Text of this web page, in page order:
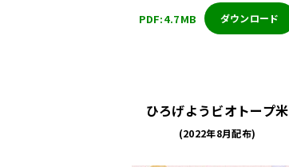
PDF:4.7MB ダウンロード
ひろげようビオトープ米
(2022年8月配布)